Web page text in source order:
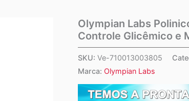
Olympian Labs
Controle Glicêmico e
SKU: Ve-710013003805
Marca: Olympian Labs